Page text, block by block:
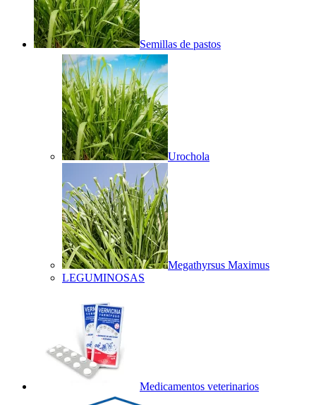
Semillas de pastos
Urochola
Megathyrsus Maximus
LEGUMINOSAS
Medicamentos veterinarios